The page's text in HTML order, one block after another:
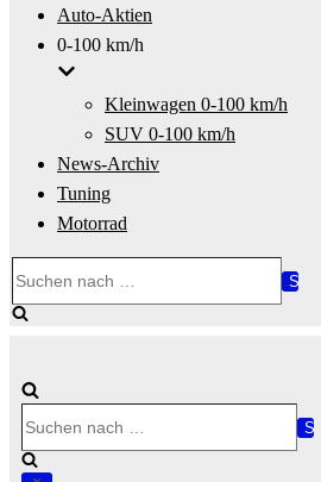
Auto-Aktien
0-100 km/h
Kleinwagen 0-100 km/h
SUV 0-100 km/h
News-Archiv
Tuning
Motorrad
nach …
nach …